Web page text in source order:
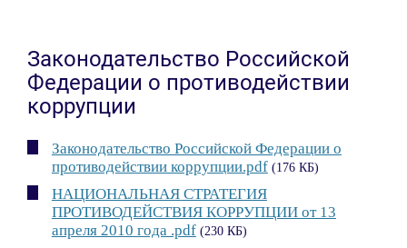
Законодательство Российской
Федерации о противодействии
коррупции
Законодательство Российской Федерации о
противодействии коррупции.pdf (176 КБ)
НАЦИОНАЛЬНАЯ СТРАТЕГИЯ
ПРОТИВОДЕЙСТВИЯ КОРРУПЦИИ от 13
апреля 2010 года .pdf (230 КБ)